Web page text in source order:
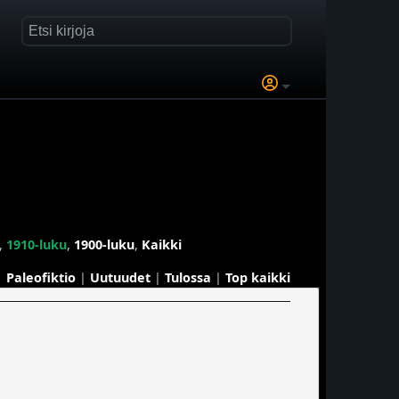
, 1910-luku, 1900-luku, Kaikki
Paleofiktio | Uutuudet | Tulossa | Top kaikki